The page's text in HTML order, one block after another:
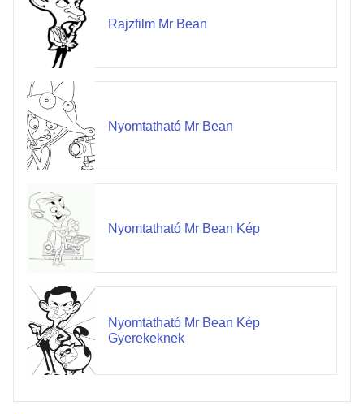
Rajzfilm Mr Bean
Nyomtatható Mr Bean
Nyomtatható Mr Bean Kép
Nyomtatható Mr Bean Kép
Gyerekeknek